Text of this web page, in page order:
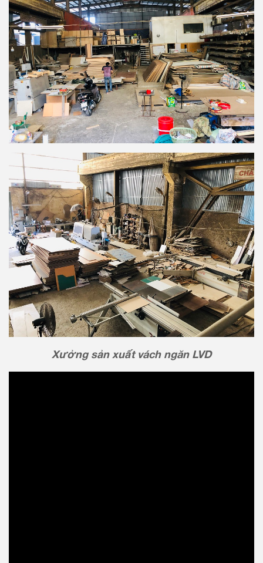
Xưởng sản xuất vách ngăn LVD